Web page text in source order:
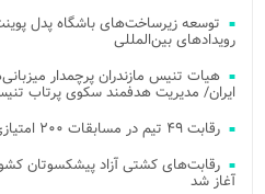
توسعه زیرساخت‌های باشگاه پدل
رویدادهای بین‌المللی
هیات تنیس مازندران پرچمدار
ایران/ مدیریت هدفمند سکوی پرتاب
رقابت ۴۹ تیم در مسابقات ۲۰۰ امتیازی تنیس ساحلی کشور در مازندران
آغاز شد